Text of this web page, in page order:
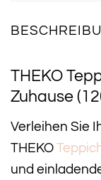
THEKO
Zuhause
Verleihen Sie
THEKO
und